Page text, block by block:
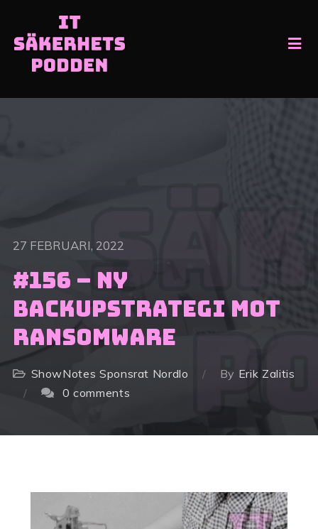
27 FEBRUARI, 2022
#156 – Ny
backupstrategi mot
ransomware
ShowNotes Sponsrat Nordlo By Erik Zalitis
0 comments